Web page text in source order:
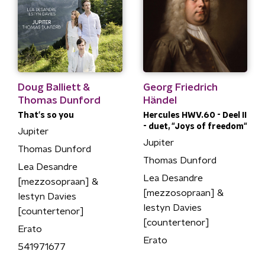
Doug Balliett &
Thomas Dunford
That's so you
Jupiter
Thomas Dunford
Lea Desandre
[mezzosopraan] &
Iestyn Davies
[countertenor]
Erato
541971677
Georg Friedrich
Händel
Hercules HWV.60 - Deel II
- duet, "Joys of freedom"
Jupiter
Thomas Dunford
Lea Desandre
[mezzosopraan] &
Iestyn Davies
[countertenor]
Erato